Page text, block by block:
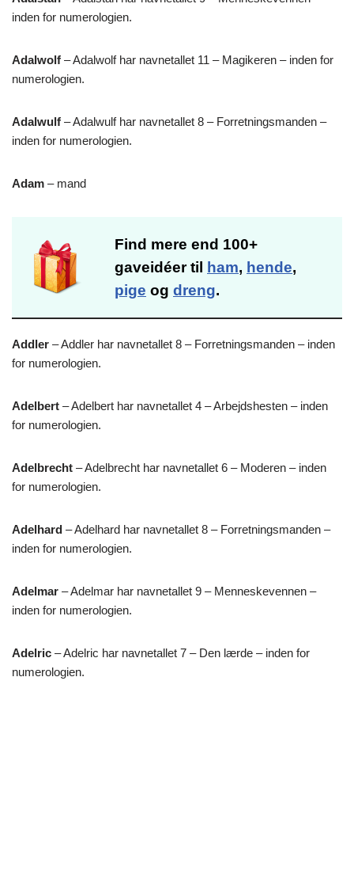
inden for numerologien.
Adalwolf – Adalwolf har navnetallet 11 – Magikeren – inden for
numerologien.
Adalwulf – Adalwulf har navnetallet 8 – Forretningsmanden –
inden for numerologien.
Adam – mand
Find mere end 100+
gaveidéer til
ham, hende,
pige og dreng.
Addler – Addler har navnetallet 8 – Forretningsmanden – inden
for numerologien.
Adelbert – Adelbert har navnetallet 4 – Arbejdshesten – inden
for numerologien.
Adelbrecht – Adelbrecht har navnetallet 6 – Moderen – inden
for numerologien.
Adelhard – Adelhard har navnetallet 8 – Forretningsmanden –
inden for numerologien.
Adelmar – Adelmar har navnetallet 9 – Menneskevennen –
inden for numerologien.
Adelric – Adelric har navnetallet 7 – Den lærde – inden for
numerologien.